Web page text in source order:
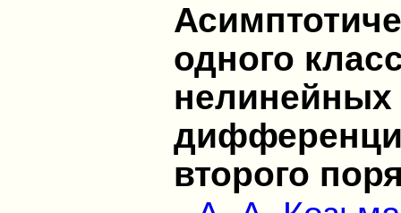
одного
второго